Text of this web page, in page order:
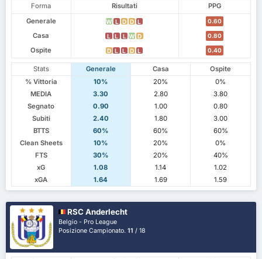
Forma Risultati
PPG
Generale
W L D D L 0.60
Casa L L L W D 0.80
Ospite D L L D L 0.40
Stats Generale Casa
Ospite
% Vittoria
10% 20%
0%
MEDIA
3.30 2.80
3.80
Segnato
0.90 1.00
0.80
Subiti
2.40 1.80
3.00
BTTS
60% 60%
60%
Clean Sheets
10% 20%
0%
FTS
30% 20%
40%
xG
1.08 1.14
1.02
xGA
1.64 1.69 1.59
RSC Anderlecht
Belgio - Pro League
Posizione Campionato.11 / 18